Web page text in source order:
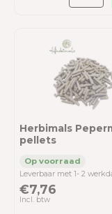
Herbimals
pellets
Leverbaar met 1- 2
€7,76
Incl. btw